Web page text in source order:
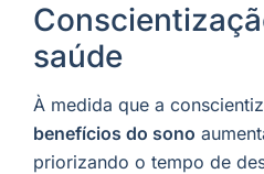
saúde
À medida que a
benefícios do sono
priorizando o tempo de